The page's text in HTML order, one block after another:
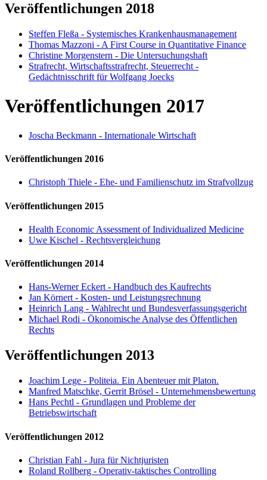
Veröffentlichungen 2018
Steffen Fleßa - Systemisches Krankenhausmanagement
Thomas Mazzoni - A First Course in Quantitative Finance
Christine Morgenstern - Die Untersuchungshaft
Strafrecht, Wirtschaftsstrafrecht, Steuerrecht -
Gedächtnisschrift für Wolfgang Joecks
Veröffentlichungen 2017
Joscha Beckmann - Internationale Wirtschaft
Veröffentlichungen 2016
Christoph Thiele - Ehe- und Familienschutz im Strafvollzug
Veröffentlichungen 2015
Health Economic Assessment of Individualized Medicine
Uwe Kischel - Rechtsvergleichung
Veröffentlichungen 2014
Hans-Werner Eckert - Handbuch des Kaufrechts
Jan Körnert - Kosten- und Leistungsrechnung
Heinrich Lang - Wahlrecht und Bundesverfassungsgericht
Michael Rodi - Ökonomische Analyse des Öffentlichen
Rechts
Veröffentlichungen 2013
Joachim Lege - Politeia. Ein Abenteuer mit Platon.
Manfred Matschke, Gerrit Brösel - Unternehmensbewertung
Hans Pechtl - Grundlagen und Probleme der
Betriebswirtschaft
Veröffentlichungen 2012
Christian Fahl - Jura für Nichtjuristen
Roland Rollberg - Operativ-taktisches Controlling